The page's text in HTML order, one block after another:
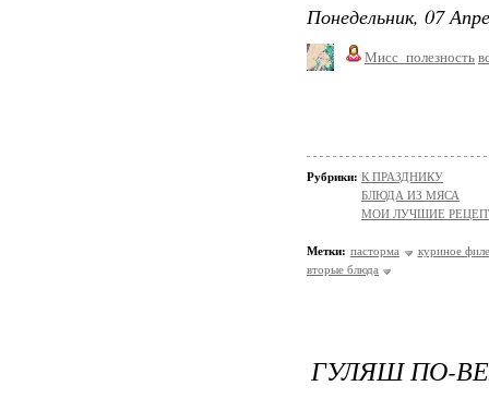
Понедельник, 07
Мисс_полезность
Рубрики: К ПРАЗДНИКУ
БЛЮДА ИЗ МЯСА
МОИ ЛУЧШИЕ
Метки: пасторма
куриное
вторые блюда
ГУЛЯШ ПО-